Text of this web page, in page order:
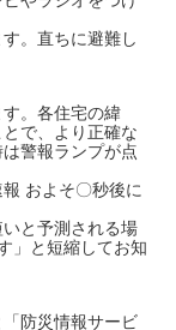
。直ちに避難し
。各住宅の緯
で、より正確な
警報ランプが点
およそ〇秒後に
と予測される場
」と短縮してお知
「防災情報サービ